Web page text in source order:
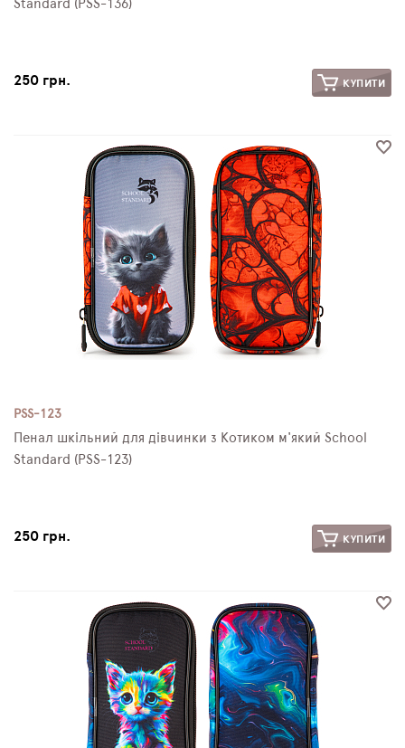
Standard (PSS-136)
250 грн. КУПИТИ
PSS-123
Пенал шкільний для дівчинки з Котиком м'який School
Standard (PSS-123)
250 грн. КУПИТИ